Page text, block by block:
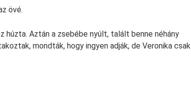
övé.
húzta. Aztán a zsebébe nyúlt, talált benne néhány
mondták, hogy ingyen adják, de Veronika csak